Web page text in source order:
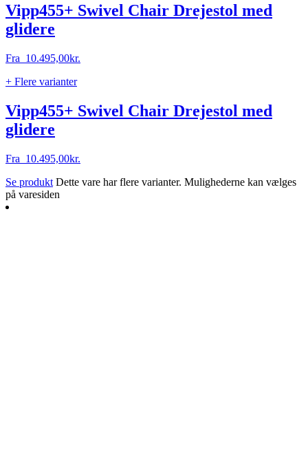
Vipp455+ Swivel Chair Drejestol med
glidere
Fra 10.495,00kr.
+ Flere varianter
Vipp455+ Swivel Chair Drejestol med
glidere
Fra 10.495,00kr.
Se produkt Dette vare har flere varianter. Mulighederne kan vælges
på varesiden